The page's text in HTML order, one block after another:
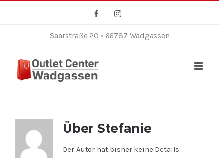
FacebookInstagram
Saarstraße 20 • 66787 Wadgassen
Über Stefanie
Der Autor hat bisher keine Details